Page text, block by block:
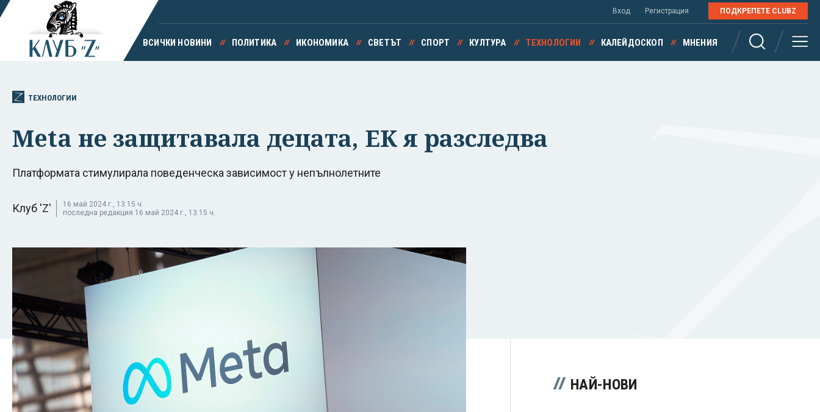
Вход Регистрация ПОДКРЕПЕТЕ CLUBZ
ВСИЧКИ НОВИНИ ПОЛИТИКА ИКОНОМИКА СВЕТЪТ СПОРТ КУЛТУРА ТЕХНОЛОГИИ КАЛЕЙДОСКОП МНЕНИЯ
ТЕХНОЛОГИИ
Meta не защитавала децата, ЕК я разследва
Платформата стимулирала поведенческа зависимост у непълнолетните
Клуб 'Z'
16 май 2024 г., 13:15 ч.
последна редакция 16 май 2024 г., 13:15 ч.
НАЙ-НОВИ